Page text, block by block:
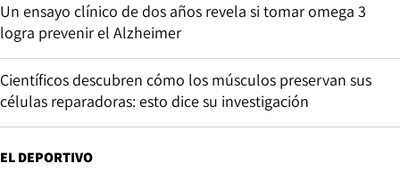
Un ensayo clínico de dos años revela si tomar omega 3
logra prevenir el Alzheimer
Científicos descubren cómo los músculos preservan sus
células reparadoras: esto dice su investigación
EL DEPORTIVO